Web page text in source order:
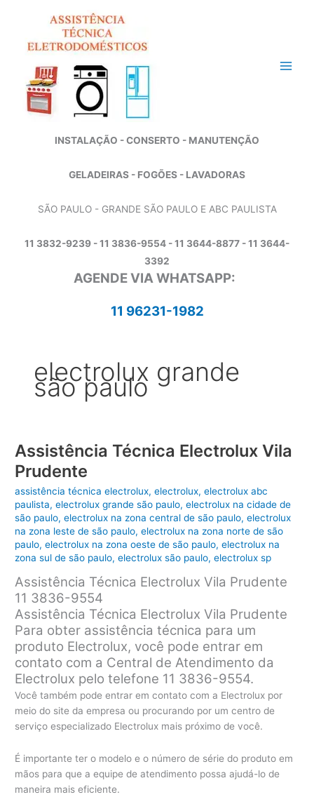
conteúdo
INSTALAÇÃO - CONSERTO - MANUTENÇÃO
GELADEIRAS - FOGÕES - LAVADORAS
SÃO PAULO - GRANDE SÃO PAULO E ABC PAULISTA
11 3832-9239 - 11 3836-9554 - 11 3644-8877 - 11 3644-
3392
AGENDE VIA WHATSAPP:
11 96231-1982
electrolux grande
são paulo
Assistência Técnica Electrolux Vila
Prudente
assistência técnica electrolux,electrolux,electrolux abc
paulista,electrolux grande são paulo,electrolux na cidade de
são paulo,electrolux na zona central de são paulo,electrolux
na zona leste de são paulo,electrolux na zona norte de são
paulo,electrolux na zona oeste de são paulo,electrolux na
zona sul de são paulo,electrolux são paulo,electrolux sp
Assistência Técnica Electrolux Vila Prudente
11 3836-9554
Assistência Técnica Electrolux Vila Prudente
Para obter assistência técnica para um
produto Electrolux, você pode entrar em
contato com a Central de Atendimento da
Electrolux pelo telefone 11 3836-9554.
Você também pode entrar em contato com a Electrolux por
meio do site da empresa ou procurando por um centro de
serviço especializado Electrolux mais próximo de você.
É importante ter o modelo e o número de série do produto em
mãos para que a equipe de atendimento possa ajudá-lo de
maneira mais eficiente.